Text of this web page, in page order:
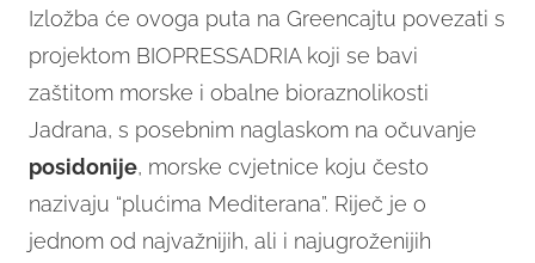
Izložba će ovoga puta na Greencajtu povezati s
projektom BIOPRESSADRIA koji se bavi
zaštitom morske i obalne bioraznolikosti
Jadrana, s posebnim naglaskom na očuvanje
posidonije, morske cvjetnice koju često
nazivaju “plućima Mediterana”. Riječ je o
jednom od najvažnijih, ali i najugroženijih